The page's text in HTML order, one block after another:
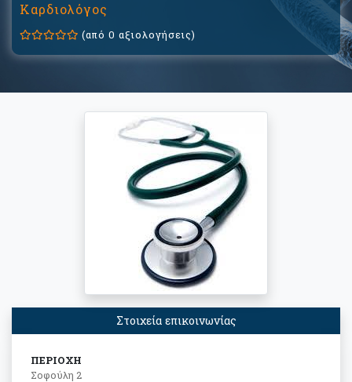
Καρδιολόγος
(από 0 αξιολογήσεις)
Στοιχεία επικοινωνίας
ΠΕΡΙΟΧΗ
Σοφούλη 2